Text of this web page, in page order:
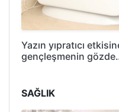
Yazın yıpratıcı
gençleşmenin
SAĞLIK